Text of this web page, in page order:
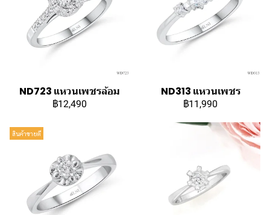
ND723 แหวนเพชรล้อม
฿12,490
ND313 แหวนเพชร
฿11,990
สินค้าขายดี